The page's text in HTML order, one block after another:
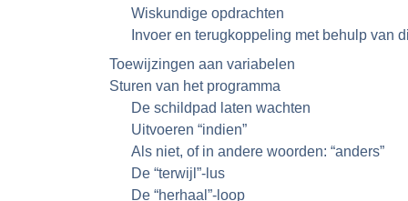
Wiskundige opdrachten
Invoer en terugkoppeling met behulp van
Toewijzingen aan variabelen
Sturen van het programma
De schildpad laten wachten
Uitvoeren “indien”
Als niet, of in andere woorden: “anders”
De “terwijl ”-lus
De “herhaal ”-loop